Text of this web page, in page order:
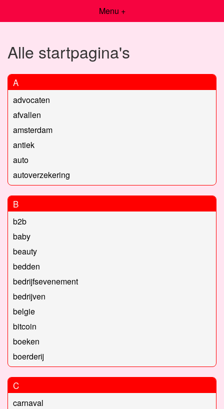
Menu +
Alle startpagina's
A
advocaten
afvallen
amsterdam
antiek
auto
autoverzekering
B
b2b
baby
beauty
bedden
bedrijfsevenement
bedrijven
belgie
bitcoin
boeken
boerderij
C
carnaval